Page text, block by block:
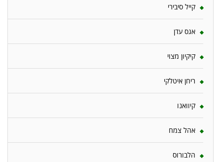
קייל סיבירי
אגס עדן
קיקיון מצוי
ריחן איטלקי
קיוואנו
אהל צמח
הלבורוס